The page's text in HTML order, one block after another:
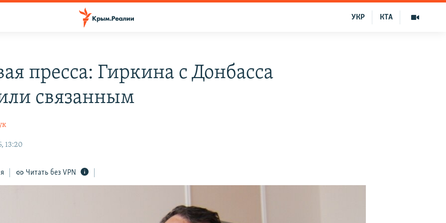
КТА
УКР
пресса: Гиркина с Донбасса
связанным
13:20
Читать без VPN